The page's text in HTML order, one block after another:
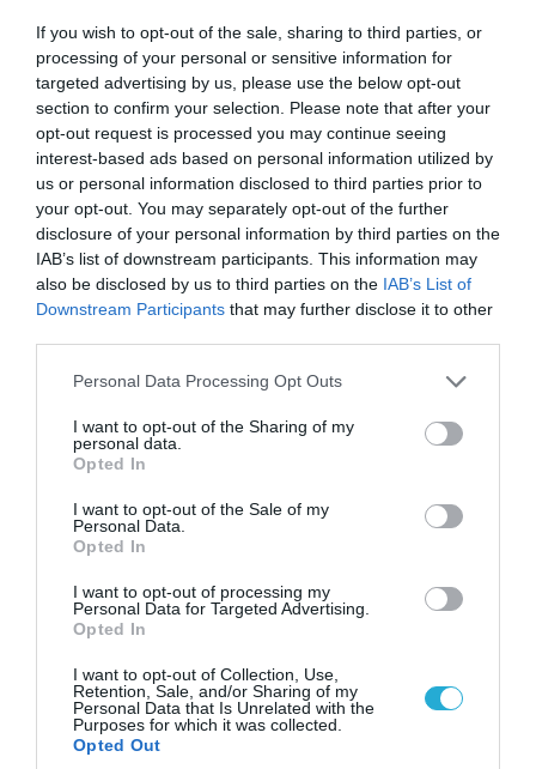
If you wish to opt-out of the sale, sharing to third parties, or
processing of your personal or sensitive information for
targeted advertising by us, please use the below opt-out
section to confirm your selection. Please note that after your
opt-out request is processed you may continue seeing
interest-based ads based on personal information utilized by
us or personal information disclosed to third parties prior to
your opt-out. You may separately opt-out of the further
disclosure of your personal information by third parties on the
IAB’s list of downstream participants. This information may
also be disclosed by us to third parties on the IAB’s List of
Downstream Participants that may further disclose it to other
Please note that this website/app uses one or more Google
not limited to your visit or usage behaviour. You may click to
grant or deny consent to Google and its third-party tags to
use your data for below specified purposes in below Google
consent section.
Personal Data Processing Opt Outs
I want to opt-out of the Sharing of my
personal data.
Opted In
I want to opt-out of the Sale of my
Personal Data.
Opted In
I want to opt-out of processing my
Personal Data for Targeted Advertising.
Opted In
I want to opt-out of Collection, Use,
Retention, Sale, and/or Sharing of my
Personal Data that Is Unrelated with the
Purposes for which it was collected.
Opted Out
Ουκρανία: Αποκαλύφθηκε ο αριθμός των
06.08.2026 | 14:02